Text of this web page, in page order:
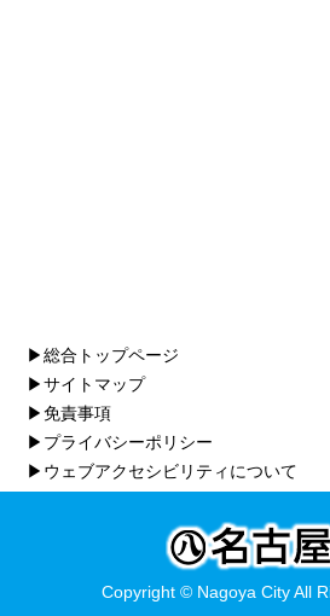
▶総合トップページ
▶サイトマップ
▶免責事項
▶プライバシーポリシー
▶ウェブアクセシビリティについて
Copyright © Nagoya City All